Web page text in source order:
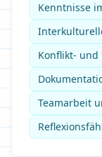
Kenntnisse
Konflikt- und
Teamarbeit